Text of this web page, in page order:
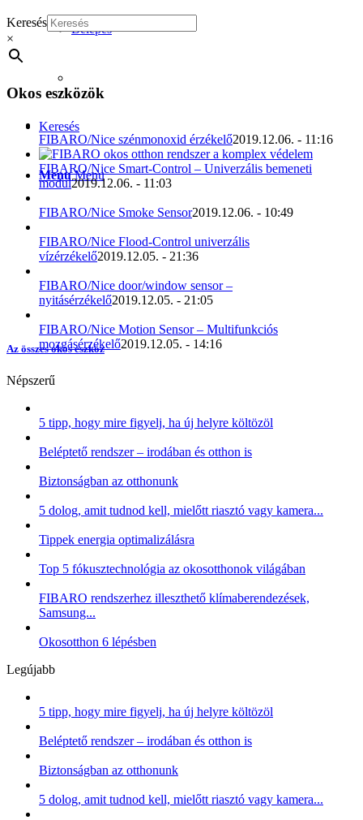
Belépés
Keresés
Menu Menu
Keresés
×
Okos eszközök
FIBARO/Nice szénmonoxid érzékelő2019.12.06. - 11:16
FIBARO/Nice Smart-Control – Univerzális bemeneti
modul2019.12.06. - 11:03
FIBARO/Nice Smoke Sensor2019.12.06. - 10:49
FIBARO/Nice Flood-Control univerzális
vízérzékelő2019.12.05. - 21:36
FIBARO/Nice door/window sensor –
nyitásérzékelő2019.12.05. - 21:05
FIBARO/Nice Motion Sensor – Multifunkciós
mozgásérzékelő2019.12.05. - 14:16
Az összes okos eszköz
Népszerű
5 tipp, hogy mire figyelj, ha új helyre költözöl
Beléptető rendszer – irodában és otthon is
Biztonságban az otthonunk
5 dolog, amit tudnod kell, mielőtt riasztó vagy kamera...
Tippek energia optimalizálásra
Top 5 fókusztechnológia az okosotthonok világában
FIBARO rendszerhez illeszthető klímaberendezések,
Samsung...
Okosotthon 6 lépésben
Legújabb
5 tipp, hogy mire figyelj, ha új helyre költözöl
Beléptető rendszer – irodában és otthon is
Biztonságban az otthonunk
5 dolog, amit tudnod kell, mielőtt riasztó vagy kamera...